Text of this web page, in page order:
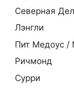
Северная
Лэнгли
Пит Медоус /
Ричмонд
Сурри